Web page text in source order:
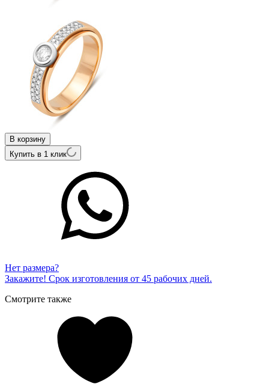
В корзину
Купить в 1 клик
Нет размера?
Закажите! Срок изготовления от 45 рабочих дней.
Смотрите также